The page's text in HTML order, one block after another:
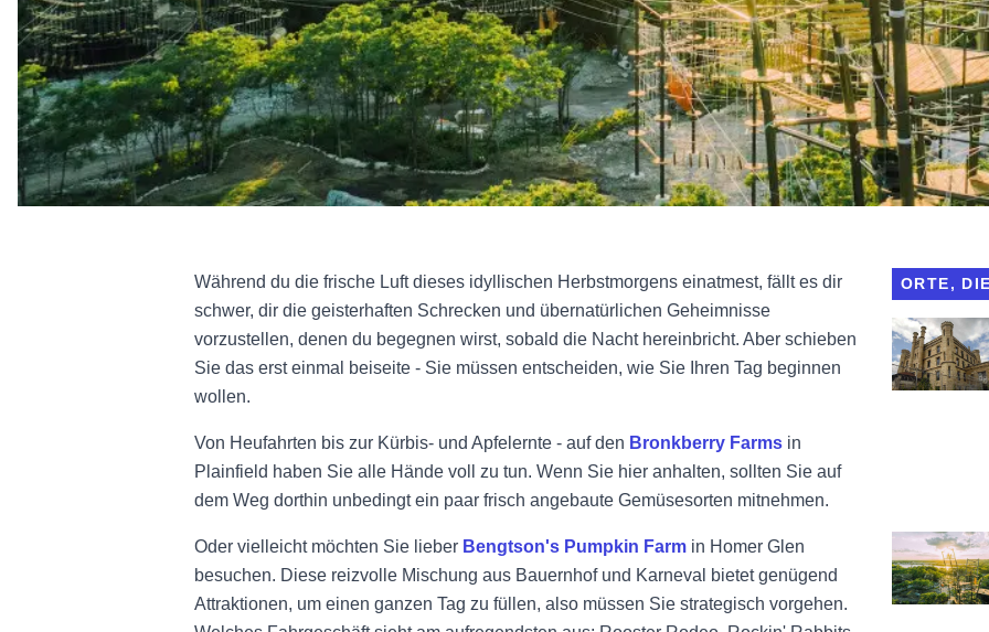
Während du die frische Luft dieses idyllischen Herbstmorgens einatmest, fällt es dir
schwer, dir die geisterhaften Schrecken und übernatürlichen Geheimnisse
vorzustellen, denen du begegnen wirst, sobald die Nacht hereinbricht. Aber schieben
Sie das erst einmal beiseite - Sie müssen entscheiden, wie Sie Ihren Tag beginnen
wollen.
Von Heufahrten bis zur Kürbis- und Apfelernte - auf den Bronkberry Farms in
Plainfield haben Sie alle Hände voll zu tun. Wenn Sie hier anhalten, sollten Sie auf
dem Weg dorthin unbedingt ein paar frisch angebaute Gemüsesorten mitnehmen.
Oder vielleicht möchten Sie lieber Bengtson's Pumpkin Farm in Homer Glen
besuchen. Diese reizvolle Mischung aus Bauernhof und Karneval bietet genügend
Attraktionen, um einen ganzen Tag zu füllen, also müssen Sie strategisch vorgehen.
ORTE,
Gefängnis-
Siehe Die